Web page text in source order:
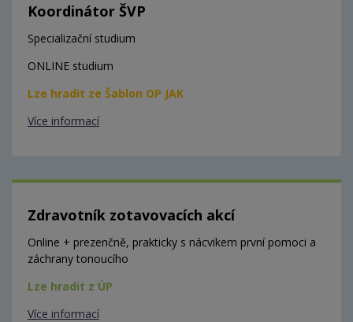
Koordinátor ŠVP
Specializační studium
ONLINE studium
Lze hradit ze Šablon OP JAK
Více informací
Zdravotník zotavovacích akcí
Online + prezenčně, prakticky s nácvikem první pomoci a
záchrany tonoucího
Lze hradit z ÚP
Více informací